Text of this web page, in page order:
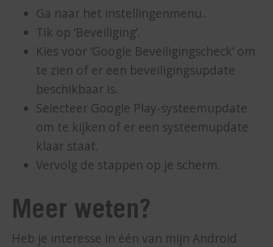
Ga naar het instellingenmenu..
Tik op ‘Beveiliging’.
Kies voor ‘Google Beveiligingscheck’ om
te zien of er een beveiligingsupdate
beschikbaar is.
Selecteer Google Play-systeemupdate
om te kijken of er een systeemupdate
klaar staat.
Vervolg de stappen op je scherm.
Meer weten?
Heb je interesse in één van mijn Android